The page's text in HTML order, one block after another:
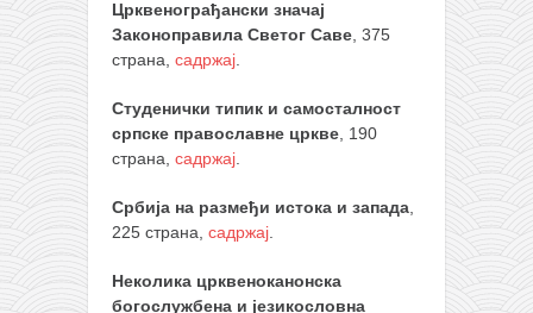
Црквенограђански значај
Законоправила Светог Саве, 375
страна, садржај.
Студенички типик и самосталност
српске православне цркве, 190
страна, садржај.
Србија на размеђи истока и запада,
225 страна, садржај.
Неколика црквеноканонска
богослужбена и језикословна